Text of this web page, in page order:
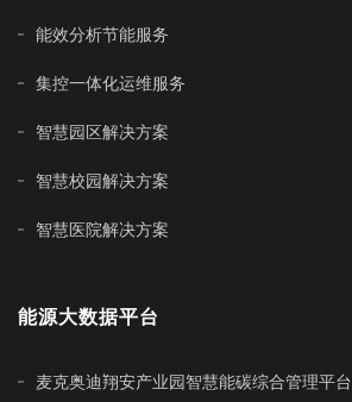
能效分析节能服务
集控一体化运维服务
智慧园区解决方案
智慧校园解决方案
智慧医院解决方案
能源大数据平台
麦克奥迪翔安产业园智慧能碳综合管理平台